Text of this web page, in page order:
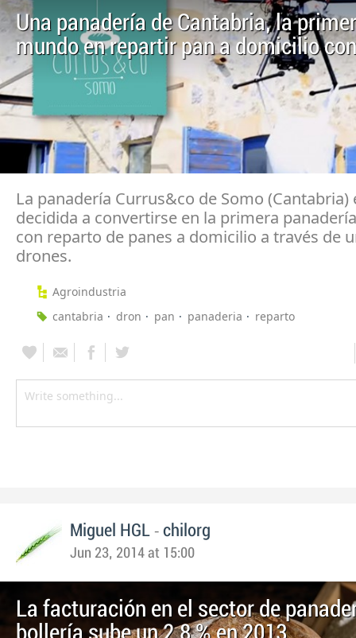
Una panadería de Cantabria, la
mundo en repartir pan a domicilio
La panadería Currus&co de Somo (Cantabria)
decidida a convertirse en la primera
con reparto de panes a domicilio a través de
drones.
Agroindustria
cantabria
dron pan panaderia reparto
Miguel HGL - chilorg
Jun 23, 2014 at 15:00
La facturación en el sector de